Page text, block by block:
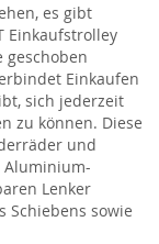
es gibt
Einkaufstrolley
geschoben
Einkaufen
sich jederzeit
zu können. Diese
und
Aluminium-
Lenker
Schiebens sowie